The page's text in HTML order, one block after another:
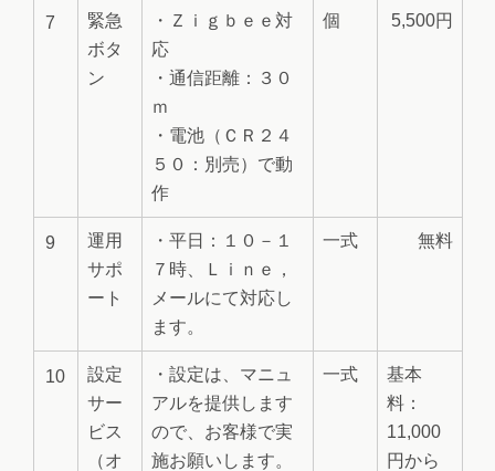
7
緊急
ボタ
ン
・Ｚｉｇｂｅｅ対
応
・通信距離：３０
ｍ
・電池（ＣＲ２４
５０：別売）で動
作
個 5,500円
9
運用
サポ
ート
・平日：１０－１
７時、Ｌｉｎｅ，
メールにて対応し
ます。
一式 無料
10
設定
サー
ビス
（オ
・設定は、マニュ
アルを提供します
ので、お客様で実
施お願いします。
一式
基本
料：
11,000
円から